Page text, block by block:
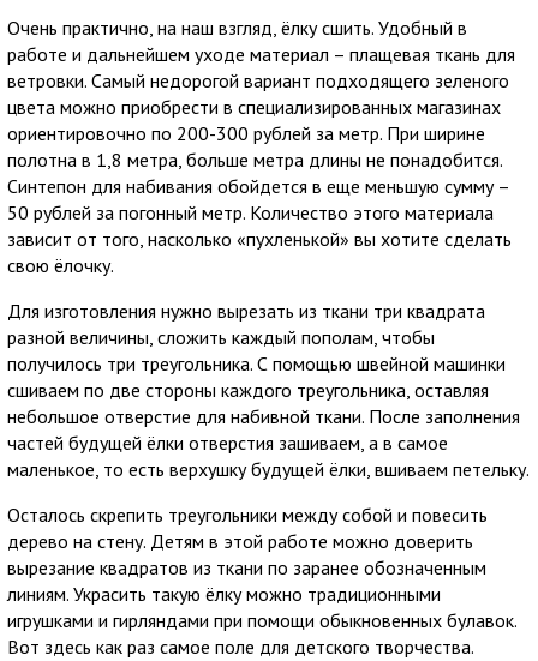
Очень практично, на наш взгляд, ёлку сшить. Удобный в
работе и дальнейшем уходе материал – плащевая ткань для
ветровки. Самый недорогой вариант подходящего зеленого
цвета можно приобрести в специализированных магазинах
ориентировочно по 200-300 рублей за метр. При ширине
полотна в 1,8 метра, больше метра длины не понадобится.
Синтепон для набивания обойдется в еще меньшую сумму –
50 рублей за погонный метр. Количество этого материала
зависит от того, насколько «пухленькой» вы хотите сделать
свою ёлочку.
Для изготовления нужно вырезать из ткани три квадрата
разной величины, сложить каждый пополам, чтобы
получилось три треугольника. С помощью швейной машинки
сшиваем по две стороны каждого треугольника, оставляя
небольшое отверстие для набивной ткани. После заполнения
частей будущей ёлки отверстия зашиваем, а в самое
маленькое, то есть верхушку будущей ёлки, вшиваем петельку.
Осталось скрепить треугольники между собой и повесить
дерево на стену. Детям в этой работе можно доверить
вырезание квадратов из ткани по заранее обозначенным
линиям. Украсить такую ёлку можно традиционными
игрушками и гирляндами при помощи обыкновенных булавок.
Вот здесь как раз самое поле для детского творчества.